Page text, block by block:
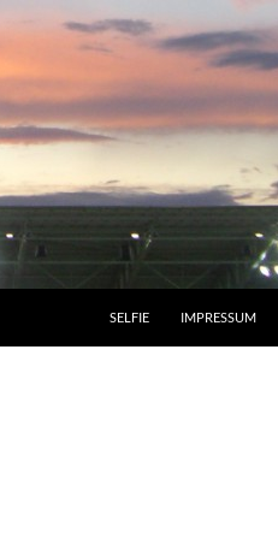
SELFIE IMPRESSUM